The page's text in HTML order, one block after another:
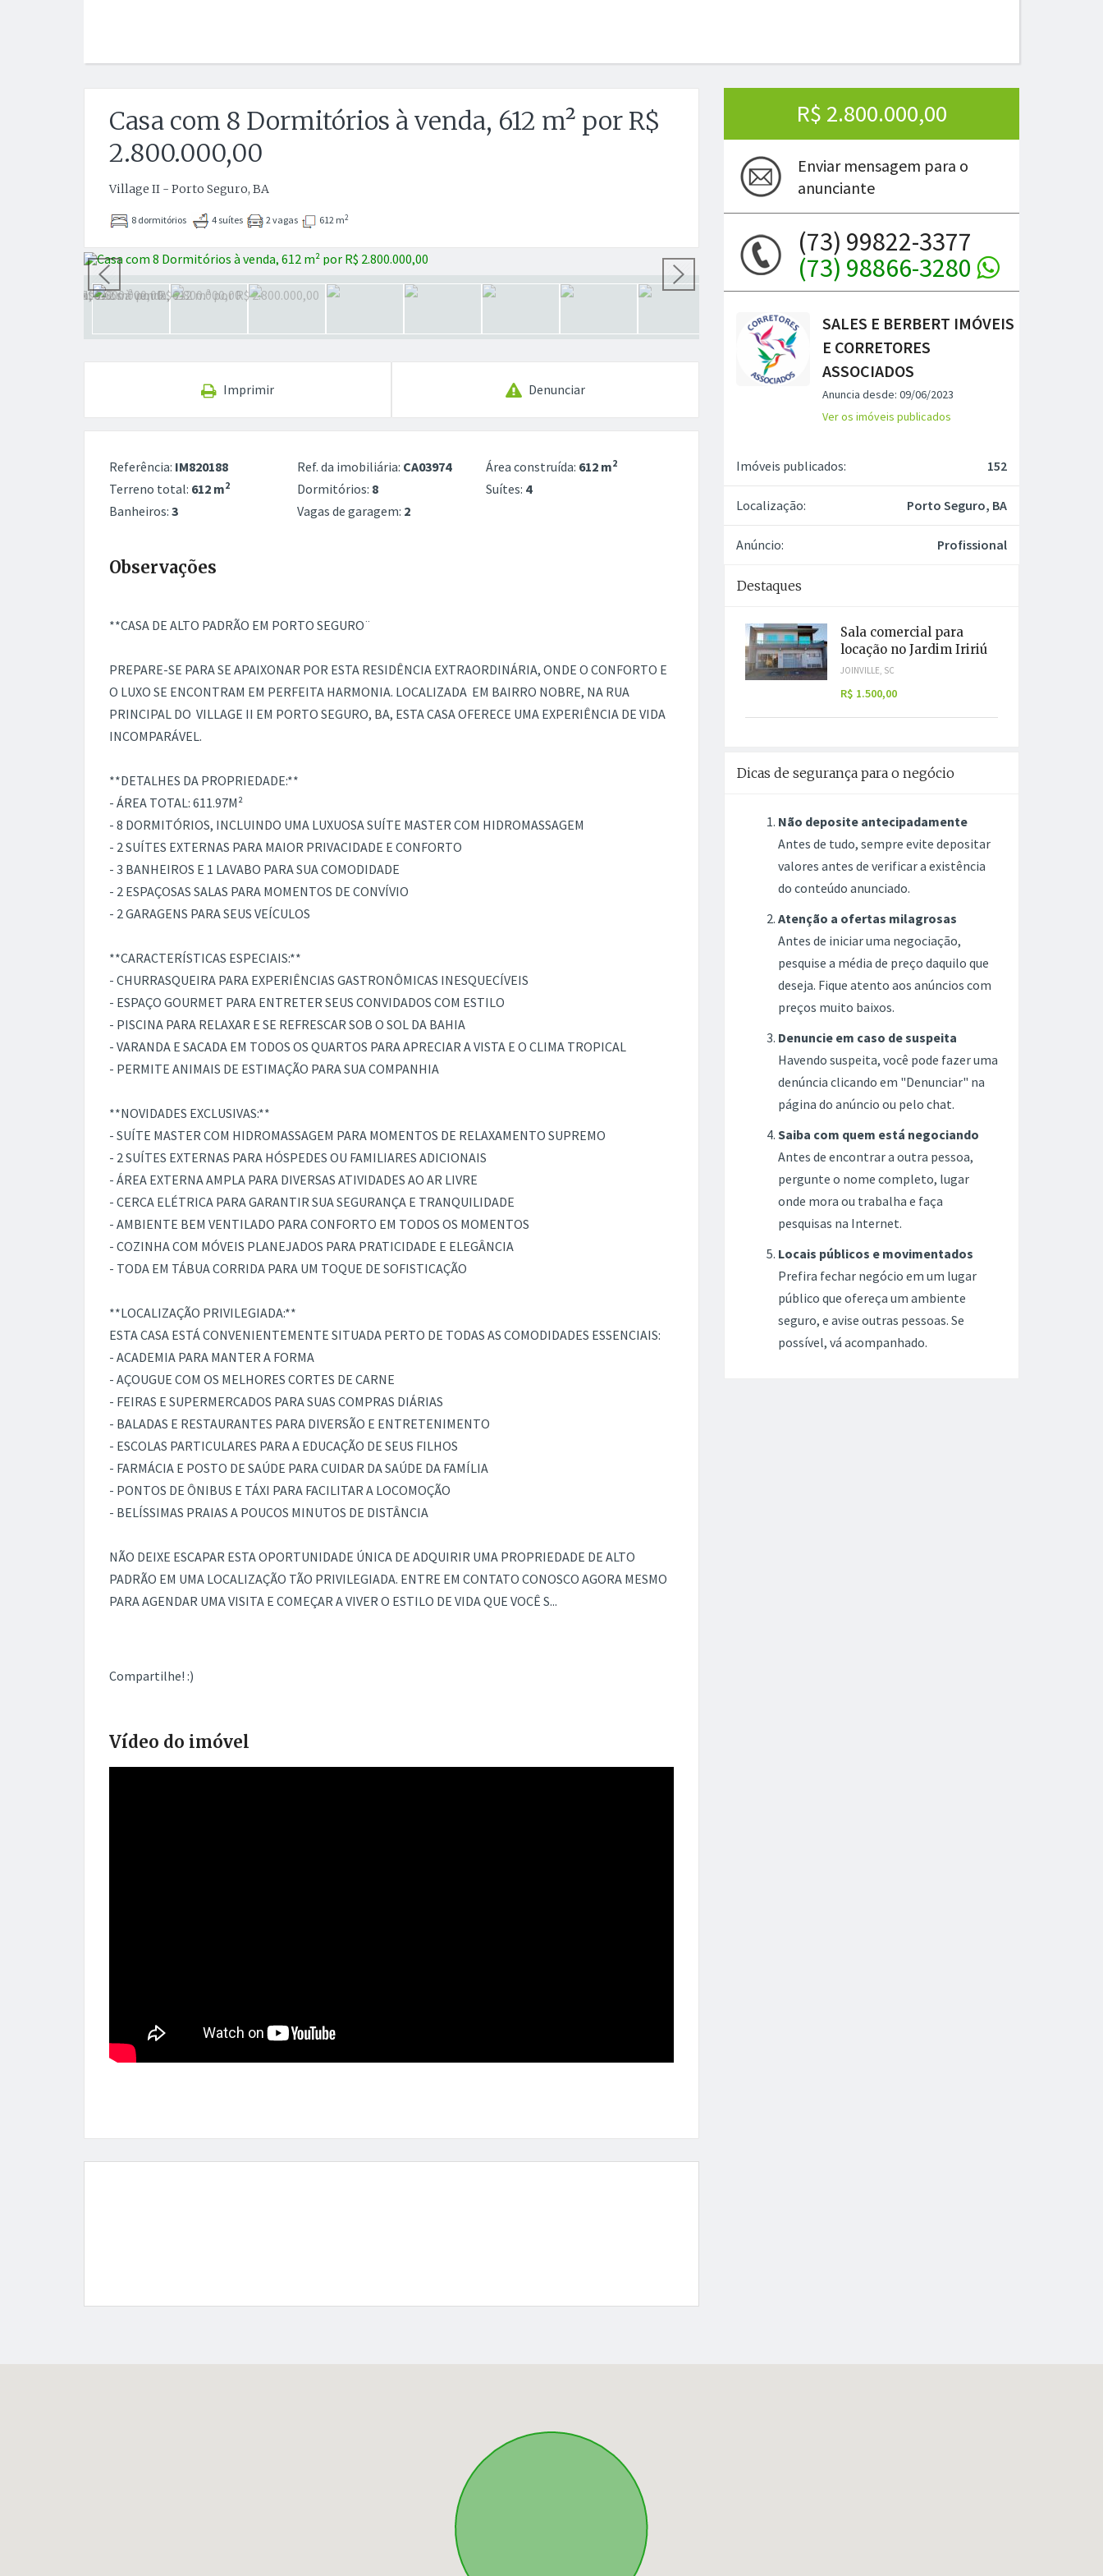
Casa com 8 Dormitórios à venda, 612 m² por R$
2.800.000,00
Village II - Porto Seguro, BA
8 dormitórios 4 suítes 2 vagas 612 m2
Anterior Próxima
Imprimir Denunciar
Referência: IM820188 Ref. da imobiliária: CA03974 Área construída: 612 m2
Terreno total: 612 m2 Dormitórios: 8 Suítes: 4
Banheiros: 3 Vagas de garagem: 2
Observações
**CASA DE ALTO PADRÃO EM PORTO SEGURO¨
PREPARE-SE PARA SE APAIXONAR POR ESTA RESIDÊNCIA EXTRAORDINÁRIA, ONDE O CONFORTO E
O LUXO SE ENCONTRAM EM PERFEITA HARMONIA. LOCALIZADA EM BAIRRO NOBRE, NA RUA
PRINCIPAL DO VILLAGE II EM PORTO SEGURO, BA, ESTA CASA OFERECE UMA EXPERIÊNCIA DE VIDA
INCOMPARÁVEL.
**DETALHES DA PROPRIEDADE:**
- ÁREA TOTAL: 611.97M²
- 8 DORMITÓRIOS, INCLUINDO UMA LUXUOSA SUÍTE MASTER COM HIDROMASSAGEM
- 2 SUÍTES EXTERNAS PARA MAIOR PRIVACIDADE E CONFORTO
- 3 BANHEIROS E 1 LAVABO PARA SUA COMODIDADE
- 2 ESPAÇOSAS SALAS PARA MOMENTOS DE CONVÍVIO
- 2 GARAGENS PARA SEUS VEÍCULOS
**CARACTERÍSTICAS ESPECIAIS:**
- CHURRASQUEIRA PARA EXPERIÊNCIAS GASTRONÔMICAS INESQUECÍVEIS
- ESPAÇO GOURMET PARA ENTRETER SEUS CONVIDADOS COM ESTILO
- PISCINA PARA RELAXAR E SE REFRESCAR SOB O SOL DA BAHIA
- VARANDA E SACADA EM TODOS OS QUARTOS PARA APRECIAR A VISTA E O CLIMA TROPICAL
- PERMITE ANIMAIS DE ESTIMAÇÃO PARA SUA COMPANHIA
**NOVIDADES EXCLUSIVAS:**
- SUÍTE MASTER COM HIDROMASSAGEM PARA MOMENTOS DE RELAXAMENTO SUPREMO
- 2 SUÍTES EXTERNAS PARA HÓSPEDES OU FAMILIARES ADICIONAIS
- ÁREA EXTERNA AMPLA PARA DIVERSAS ATIVIDADES AO AR LIVRE
- CERCA ELÉTRICA PARA GARANTIR SUA SEGURANÇA E TRANQUILIDADE
- AMBIENTE BEM VENTILADO PARA CONFORTO EM TODOS OS MOMENTOS
- COZINHA COM MÓVEIS PLANEJADOS PARA PRATICIDADE E ELEGÂNCIA
- TODA EM TÁBUA CORRIDA PARA UM TOQUE DE SOFISTICAÇÃO
**LOCALIZAÇÃO PRIVILEGIADA:**
ESTA CASA ESTÁ CONVENIENTEMENTE SITUADA PERTO DE TODAS AS COMODIDADES ESSENCIAIS:
- ACADEMIA PARA MANTER A FORMA
- AÇOUGUE COM OS MELHORES CORTES DE CARNE
- FEIRAS E SUPERMERCADOS PARA SUAS COMPRAS DIÁRIAS
- BALADAS E RESTAURANTES PARA DIVERSÃO E ENTRETENIMENTO
- ESCOLAS PARTICULARES PARA A EDUCAÇÃO DE SEUS FILHOS
- FARMÁCIA E POSTO DE SAÚDE PARA CUIDAR DA SAÚDE DA FAMÍLIA
- PONTOS DE ÔNIBUS E TÁXI PARA FACILITAR A LOCOMOÇÃO
- BELÍSSIMAS PRAIAS A POUCOS MINUTOS DE DISTÂNCIA
NÃO DEIXE ESCAPAR ESTA OPORTUNIDADE ÚNICA DE ADQUIRIR UMA PROPRIEDADE DE ALTO
PADRÃO EM UMA LOCALIZAÇÃO TÃO PRIVILEGIADA. ENTRE EM CONTATO CONOSCO AGORA MESMO
PARA AGENDAR UMA VISITA E COMEÇAR A VIVER O ESTILO DE VIDA QUE VOCÊ S...
Compartilhe! :)
Vídeo do imóvel
R$ 2.800.000,00
Enviar mensagem para o
anunciante
(73) 99822-3377
(73) 98866-3280
SALES E BERBERT IMÓVEIS
E CORRETORES
ASSOCIADOS
Anuncia desde: 09/06/2023
Ver os imóveis publicados
Imóveis publicados: 152
Localização: Porto Seguro, BA
Anúncio: Profissional
Destaques
Sala comercial para
locação no Jardim Iririú
JOINVILLE, SC
R$ 1.500,00
Dicas de segurança para o negócio
Não deposite antecipadamente
Antes de tudo, sempre evite depositar
valores antes de verificar a existência
do conteúdo anunciado.
Atenção a ofertas milagrosas
Antes de iniciar uma negociação,
pesquise a média de preço daquilo que
deseja. Fique atento aos anúncios com
preços muito baixos.
Denuncie em caso de suspeita
Havendo suspeita, você pode fazer uma
denúncia clicando em "Denunciar" na
página do anúncio ou pelo chat.
Saiba com quem está negociando
Antes de encontrar a outra pessoa,
pergunte o nome completo, lugar
onde mora ou trabalha e faça
pesquisas na Internet.
Locais públicos e movimentados
Prefira fechar negócio em um lugar
público que ofereça um ambiente
seguro, e avise outras pessoas. Se
possível, vá acompanhado.